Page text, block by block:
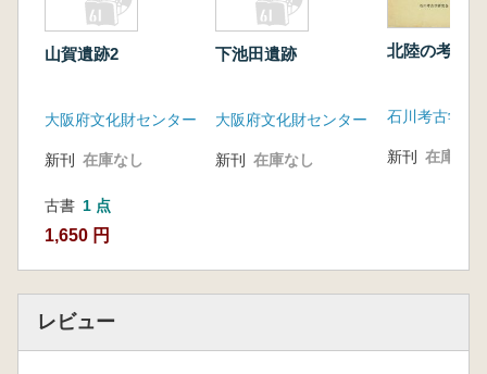
山賀遺跡2
大阪府文化財センター
新刊 在庫なし
古書 1 点
1,650 円
下池田遺跡
大阪府文化財センター
新刊 在庫なし
北陸の考古
石川考古学研
新刊 在庫なし
レビュー